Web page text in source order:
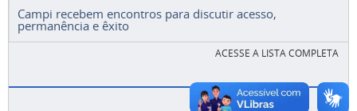
Campi recebem encontros para discutir acesso,
permanência e êxito
ACESSE A LISTA COMPLETA